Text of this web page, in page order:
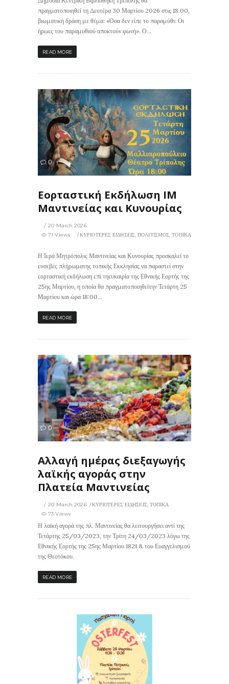
πραγματοποιηθεί τη Δευτέρα 30 Μαρτίου 2026 στις 18.00,
βιωματική δράση με θέμα: «Όσα δεν είπε το παραμύθι: Οι
ήρωες του παραμυθιού αποκτούν φωνή». Ο...
READ MORE
0
Εορταστική Εκδήλωση ΙΜ
Μαντινείας και Κυνουρίας
20 March 2026
ΚΥΡΙΟΤΕΡΕΣ ΕΙΔΗΣΕΙΣ,ΠΟΛΙΤΙΣΜΟΣ,ΤΟΠΙΚΑ
71 Views
Η Ιερά Μητρόπολις Μαντινείας και Κυνουρίας προσκαλεί το
ευσεβές πλήρωματης τοπικής Εκκλησίας να παραστεί στην
εορταστική εκδήλωση επί τηευκαιρία της Εθνικής Εορτής της
25ης Μαρτίου, η οποία θα πραγματοποιηθείτην Τετάρτη 25
Μαρτίου και ώρα 18:00...
READ MORE
0
Αλλαγή ημέρας διεξαγωγής
λαϊκής αγοράς στην
Πλατεία Μαντινείας
20 March 2026 ΚΥΡΙΟΤΕΡΕΣ ΕΙΔΗΣΕΙΣ, ΤΟΠΙΚΑ
73 Views
Η λαϊκή αγορά της πλ. Μαντινείας θα λειτουργήσει αντί της
Τετάρτης 25/03/2023, την Τρίτη 24/03/2023 λόγω της
Εθνικής Εορτής της 25ης Μαρτίου 1821 & του Ευαγγελισμού
της Θεοτόκου.
READ MORE